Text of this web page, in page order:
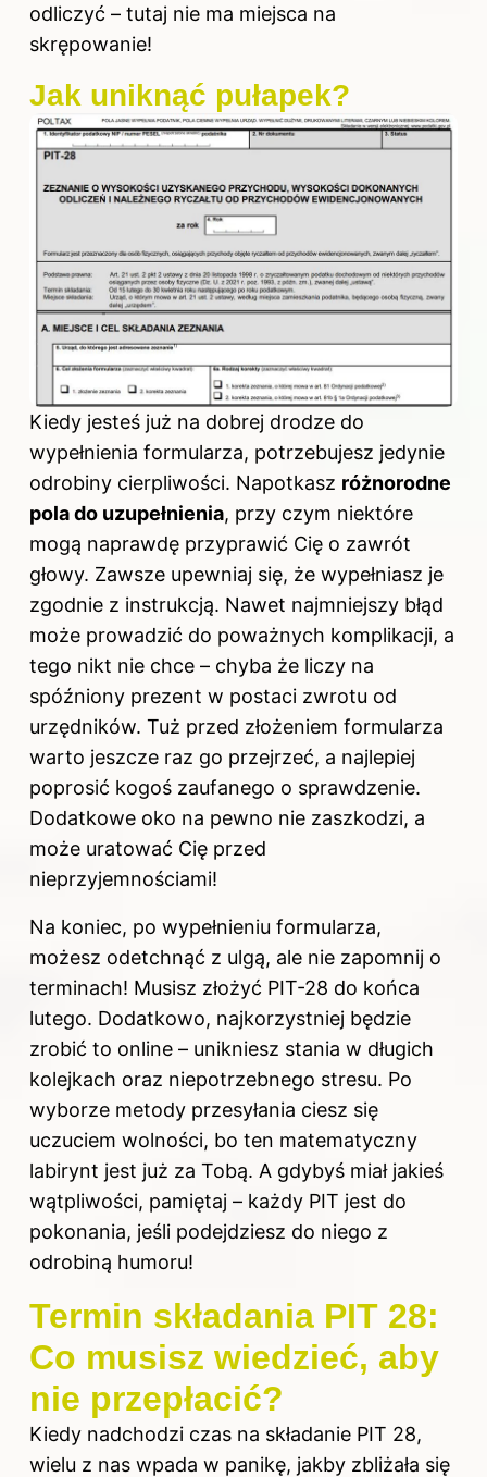
odliczyć – tutaj nie ma miejsca na
skrępowanie!
Jak uniknąć pułapek?
Kiedy jesteś już na dobrej drodze do
wypełnienia formularza, potrzebujesz jedynie
odrobiny cierpliwości. Napotkasz różnorodne
pola do uzupełnienia, przy czym niektóre
mogą naprawdę przyprawić Cię o zawrót
głowy. Zawsze upewniaj się, że wypełniasz je
zgodnie z instrukcją. Nawet najmniejszy błąd
może prowadzić do poważnych komplikacji, a
tego nikt nie chce – chyba że liczy na
spóźniony prezent w postaci zwrotu od
urzędników. Tuż przed złożeniem formularza
warto jeszcze raz go przejrzeć, a najlepiej
poprosić kogoś zaufanego o sprawdzenie.
Dodatkowe oko na pewno nie zaszkodzi, a
może uratować Cię przed
nieprzyjemnościami!
Na koniec, po wypełnieniu formularza,
możesz odetchnąć z ulgą, ale nie zapomnij o
terminach! Musisz złożyć PIT-28 do końca
lutego. Dodatkowo, najkorzystniej będzie
zrobić to online – unikniesz stania w długich
kolejkach oraz niepotrzebnego stresu. Po
wyborze metody przesyłania ciesz się
uczuciem wolności, bo ten matematyczny
labirynt jest już za Tobą. A gdybyś miał jakieś
wątpliwości, pamiętaj – każdy PIT jest do
pokonania, jeśli podejdziesz do niego z
odrobiną humoru!
Termin składania PIT 28:
Co musisz wiedzieć, aby
nie przepłacić?
Kiedy nadchodzi czas na składanie PIT 28,
wielu z nas wpada w panikę, jakby zbliżała się